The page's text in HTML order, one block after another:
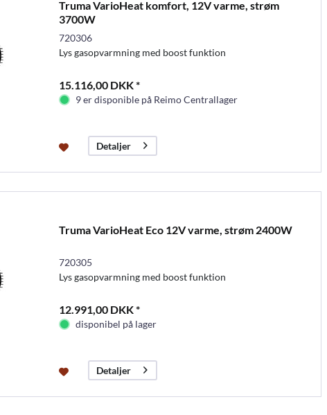
Truma VarioHeat komfort, 12V varme, strøm
3700W
720306
Lys gasopvarmning med boost funktion
15.116,00 DKK *
9 er disponible på Reimo Centrallager
Detaljer
Truma VarioHeat Eco 12V varme, strøm 2400W
720305
Lys gasopvarmning med boost funktion
12.991,00 DKK *
disponibel på lager
Detaljer